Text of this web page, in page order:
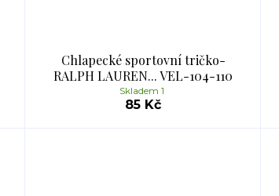
Chlapecké sportovní tričko-
RALPH LAUREN... VEL-104-110
85 Kč
Skladem 1